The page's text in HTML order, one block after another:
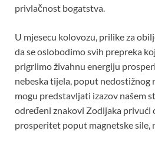
privlačnost bogatstva.
U mjesecu kolovozu, prilike za
da se oslobodimo svih prepreka
prigrlimo živahnu energiju
nebeska tijela, poput
mogu predstavljati izazov našem
određeni znakovi Zodijaka privući
prosperitet poput magnetske sile,